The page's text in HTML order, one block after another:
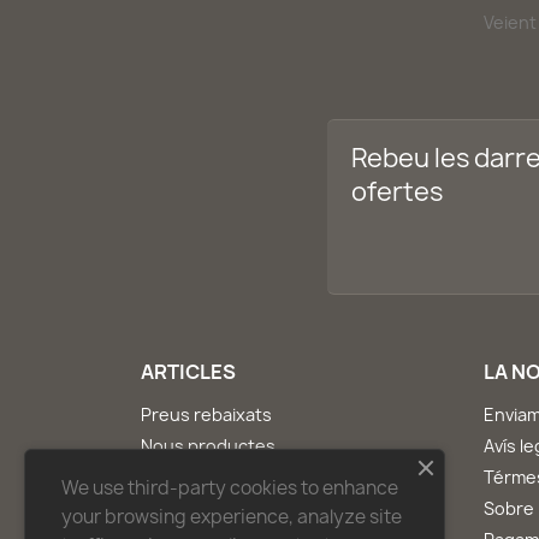
Rebeu les
ofertes
ARTICLES
Preus rebaixats
Nous productes
Els més venuts
Pàgina principal
LA
Avís
We use third-party cookies to enhance
your browsing experience, analyze site